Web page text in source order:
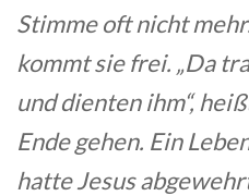
Stimme oft nicht
kommt sie frei. „Da
und dienten ihm“,
Ende gehen. Ein
hatte Jesus